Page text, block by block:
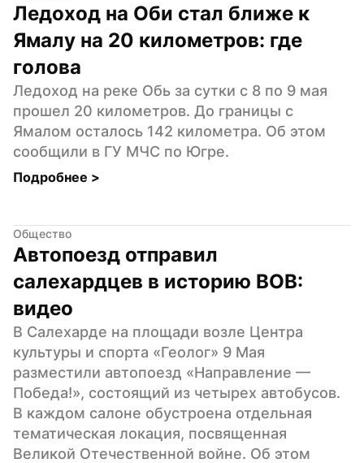
Ледоход на Оби стал ближе к
Ямалу на 20 километров: где
голова
Ледоход на реке Обь за сутки с 8 по 9 мая
прошел 20 километров. До границы с
Ямалом осталось 142 километра. Об этом
сообщили в ГУ МЧС по Югре.
Подробнее >
Общество
Автопоезд отправил
салехардцев в историю ВОВ:
видео
В Салехарде на площади возле Центра
культуры и спорта «Геолог» 9 Мая
разместили автопоезд «Направление —
Победа!», состоящий из четырех автобусов.
В каждом салоне обустроена отдельная
тематическая локация, посвященная
Великой Отечественной войне. Об этом